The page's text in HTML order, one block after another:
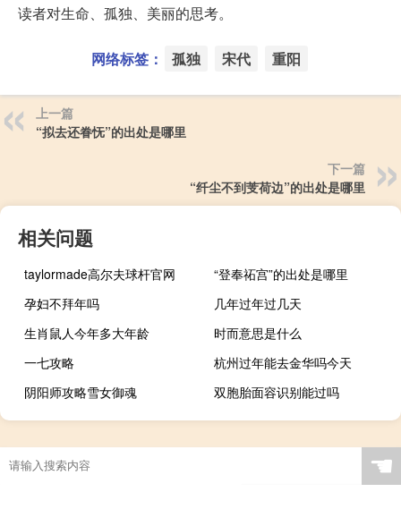
读者对生命、孤独、美丽的思考。
网络标签： 孤独 宋代 重阳
上一篇
“拟去还眷怃”的出处是哪里
下一篇
“纤尘不到芰荷边”的出处是哪里
相关问题
taylormade高尔夫球杆官网
“登奉祏宫”的出处是哪里
孕妇不拜年吗
几年过年过几天
生肖鼠人今年多大年龄
时而意思是什么
一七攻略
杭州过年能去金华吗今天
阴阳师攻略雪女御魂
双胞胎面容识别能过吗
☚